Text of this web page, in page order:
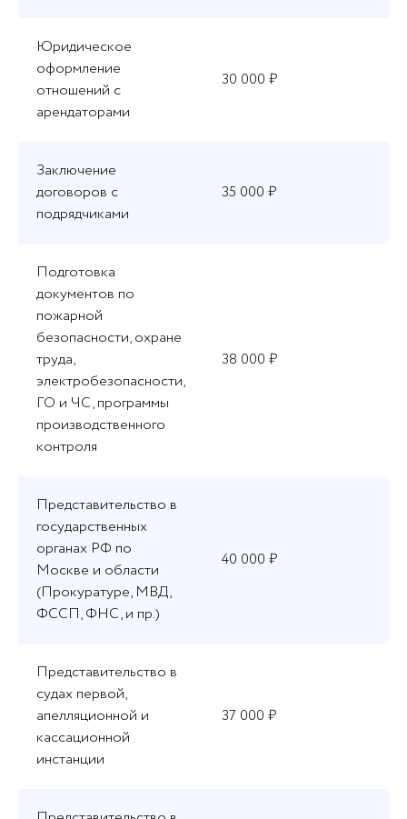
Юридическое
оформление
отношений с
арендаторами
30 000 ₽
Заключение
договоров с
подрядчиками
35 000 ₽
Подготовка
документов по
пожарной
безопасности, охране
труда,
электробезопасности,
ГО и ЧС, программы
производственного
контроля
38 000 ₽
Представительство в
государственных
органах РФ по
Москве и области
(Прокуратуре, МВД,
ФССП, ФНС, и пр.)
40 000 ₽
Представительство в
судах первой,
апелляционной и
кассационной
инстанции
37 000 ₽